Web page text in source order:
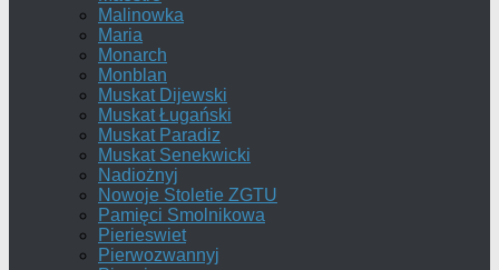
Malinowka
Maria
Monarch
Monblan
Muskat Dijewski
Muskat Ługański
Muskat Paradiz
Muskat Senekwicki
Nadiożnyj
Nowoje Stoletie ZGTU
Pamięci Smolnikowa
Pierieswiet
Pierwozwannyj